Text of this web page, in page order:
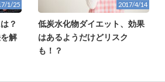
1/25
？
解
2017/4/14
低炭水化物ダイエット、効果
はあるようだけどリスク
も！？